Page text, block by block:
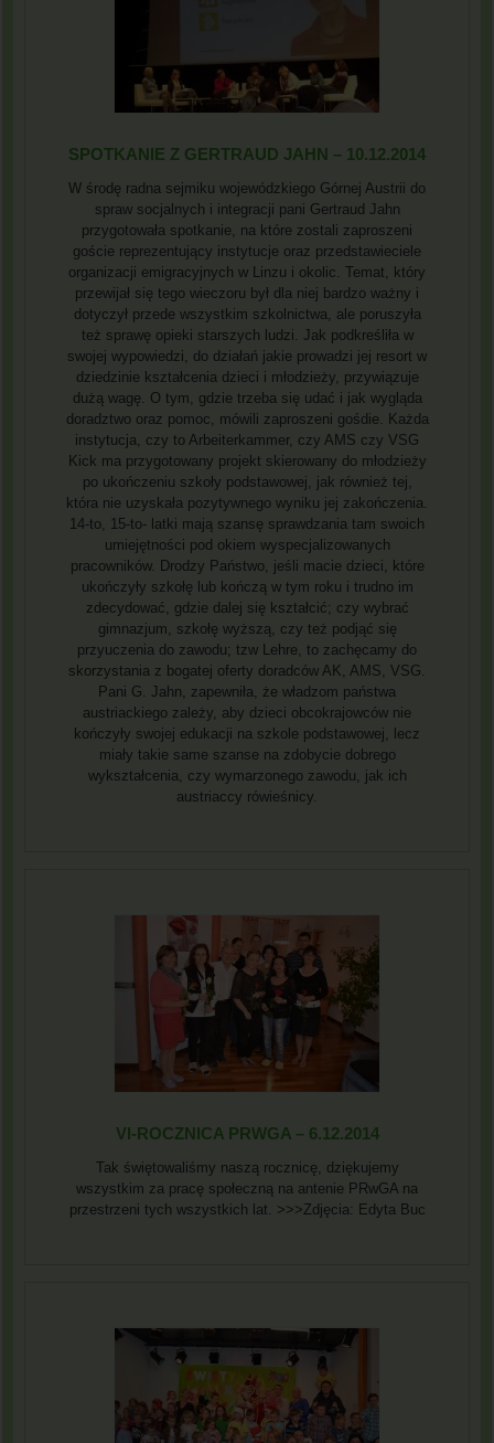
SPOTKANIE Z GERTRAUD JAHN – 10.12.2014
W środę radna sejmiku wojewódzkiego Górnej Austrii do
spraw socjalnych i integracji pani Gertraud Jahn
przygotowała spotkanie, na które zostali zaproszeni
goście reprezentujący instytucje oraz przedstawieciele
organizacji emigracyjnych w Linzu i okolic. Temat, który
przewijał się tego wieczoru był dla niej bardzo ważny i
dotyczył przede wszystkim szkolnictwa, ale poruszyła
też sprawę opieki starszych ludzi. Jak podkreśliła w
swojej wypowiedzi, do działań jakie prowadzi jej resort w
dziedzinie kształcenia dzieci i młodzieży, przywiązuje
dużą wagę. O tym, gdzie trzeba się udać i jak wygląda
doradztwo oraz pomoc, mówili zaproszeni gośdie. Każda
instytucja, czy to Arbeiterkammer, czy AMS czy VSG
Kick ma przygotowany projekt skierowany do młodzieży
po ukończeniu szkoły podstawowej, jak również tej,
która nie uzyskała pozytywnego wyniku jej zakończenia.
14-to, 15-to- latki mają szansę sprawdzania tam swoich
umiejętności pod okiem wyspecjalizowanych
pracowników. Drodzy Państwo, jeśli macie dzieci, które
ukończyły szkołę lub kończą w tym roku i trudno im
zdecydować, gdzie dalej się kształcić; czy wybrać
gimnazjum, szkołę wyższą, czy też podjąć się
przyuczenia do zawodu; tzw Lehre, to zachęcamy do
skorzystania z bogatej oferty doradców AK, AMS, VSG.
Pani G. Jahn, zapewniła, że władzom państwa
austriackiego zależy, aby dzieci obcokrajowców nie
kończyły swojej edukacji na szkole podstawowej, lecz
miały takie same szanse na zdobycie dobrego
wykształcenia, czy wymarzonego zawodu, jak ich
austriaccy rówieśnicy.
VI-ROCZNICA PRWGA – 6.12.2014
Tak świętowaliśmy naszą rocznicę, dziękujemy
wszystkim za pracę społeczną na antenie PRwGA na
przestrzeni tych wszystkich lat. >>>Zdjęcia: Edyta Buc